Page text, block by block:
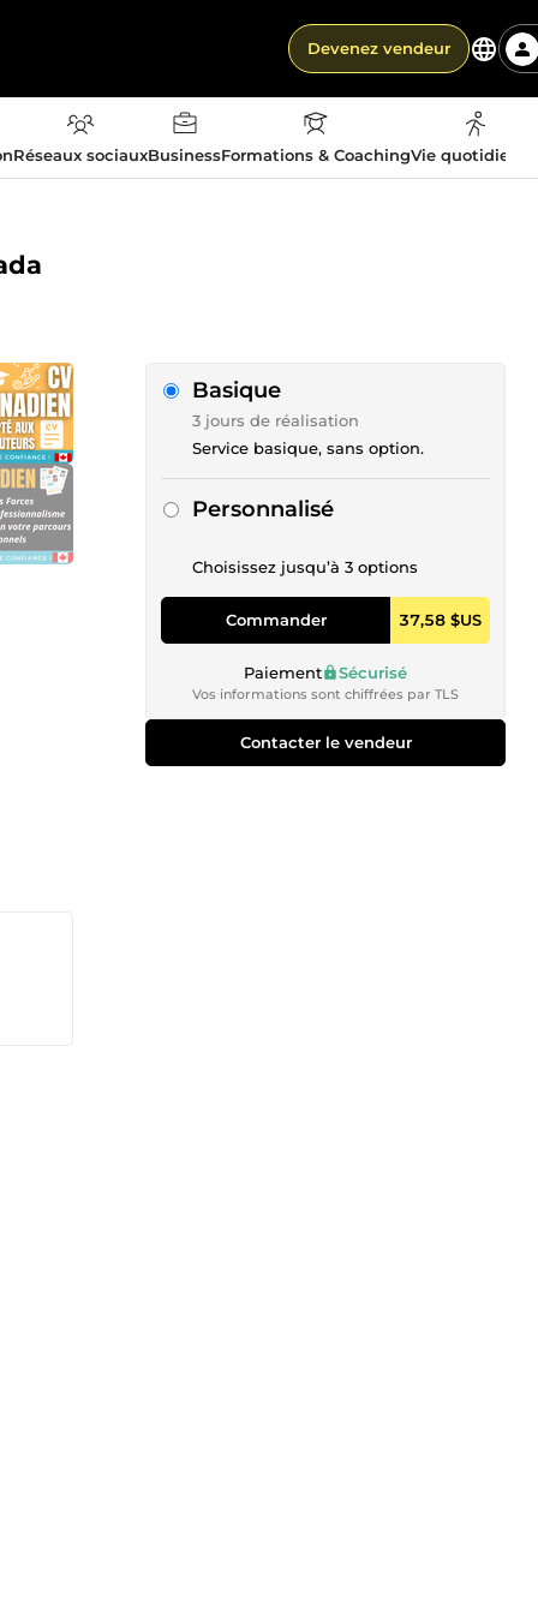
Devenez vendeur
Réseaux sociauxBusinessFormations & CoachingVie
Basique
3 jours de réalisation
Service basique, sans option.
Personnalisé
Choisissez jusqu’à 3 options
Commander 37,58 $US
Paiement Sécurisé
Vos informations sont chiffrées par TLS
Contacter le vendeur